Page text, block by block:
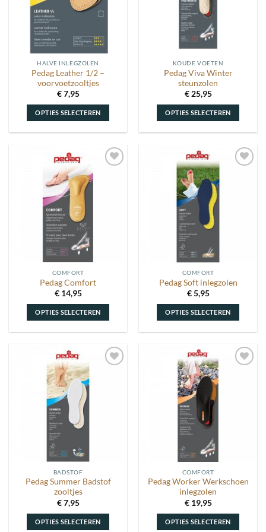
HALVE INLEGZOLEN
Pedag Leather 1/2 –
voorvoetzooltjes
€7,95
OPTIES SELECTEREN
heeft
meerdere
variaties.
Deze
optie
kan
gekozen
worden
op
de
productpagina
KOUDE VOETEN
Pedag Viva Winter
steunzolen
€25,95
OPTIES SELECTEREN
heeft
meerdere
variaties.
Deze
optie
kan
gekozen
op
de
productpagina
Toevoegen
COMFORT
Pedag Comfort
€14,95
OPTIES SELECTEREN
heeft
meerdere
variaties.
Deze
optie
kan
gekozen
op
de
productpagina
Toevoegen
COMFORT
Pedag Soft inlegzolen
€5,95
OPTIES SELECTEREN
heeft
meerdere
variaties.
Deze
optie
kan
gekozen
worden
op
de
productpagina
Toevoegen
BADSTOF
Pedag Summer Badstof
zooltjes
€7,95
OPTIES SELECTEREN
Toevoegen
COMFORT
Pedag Worker Werkschoen
inlegzolen
€19,95
OPTIES SELECTEREN